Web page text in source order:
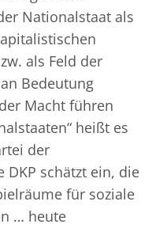
Nationalstaat als
als Feld der
Bedeutung
Macht führen
heißt es
der
DKP schätzt ein, die
für soziale
… heute